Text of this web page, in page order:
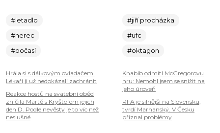
#letadlo
#herec
#počasí
Hrála si s dálkovým ovladačem.
Lékaři ji už nedokázali zachránit
Reakce hostů na svatební oběd
zničila Martě s Kryštofem jejich
den D. Podle nevěsty je to víc než
neslušné
#jiří procházka
#ufc
#oktagon
Khabib odmítl McGregorovu
hru: Nemohl jsem se snížit na
jeho úroveň
RFA je silnější na Slovensku,
tvrdí Marhanský. V Česku
přiznal problémy